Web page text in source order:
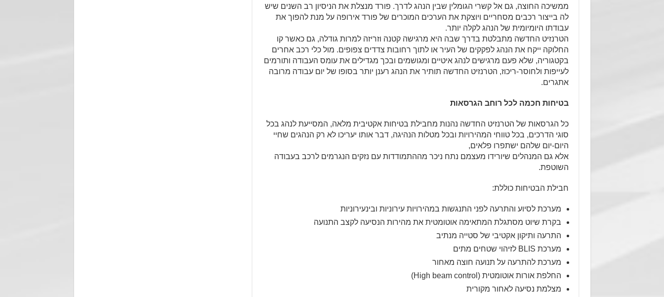
ממשיכה החוצה, גם אל קשרי הגומלין שבין הנהג לדרך. פורד מנצלת את הניסיון רב השנים שיש
לה בייצור רכבים מסחריים ויוצקת את הערכים המוכרים של פורד אירופה על מנת להפוך את
עבודתו היומיומית של הנהג לקלה יותר.
הטרנזיט החדשה מתבלטת בדרך שבה היא מרגישה קטנה וזריזה למרות גודלה, גם כאשר קו
החלוקה ייקח את הנהג לפקקים של העיר או לתוך רחובות צדדים צפופים. מול כלי רכב אחרים
בקטגוריה, שלא פעם מרגישים לנהג איטיים ומגושמים ובכך מגדילים את עומס העבודה ותורמים
לעייפות ולחוסר-ריכוז, הטרנזיט החדשה תותיר את הנהג רענן יותר בסופו של יום עבודה מרובה
אתגרים.
בטיחות חכמה לכל רוחב הגרסאות
כל הגרסאות של הטרנזיט החדשה נהנות מחבילת בטיחות אקטיבית מלאה, המסייעת לנהג בכל
סוגי הדרכים, בכל טווחי המהירויות ובכל מטלות הנהיגה, דבר אותו יעריכו לא רק הנהגים שחיי
היום-יום שלהם ישתפרו פלאים,
אלא גם המנהלים שיורידו מעצמם נתח ניכר מההתמודדות עם נזקים הנגרמים לרכב בעבודה
השוטפת.
חבילת הבטיחות כוללת:
מערכת לסיוע והתרעה לפני התנגשות במהירויות עירוניות ובינעירוניות
בקרת שיוט מסתגלת המתאימה אוטומטית את מהירות הנסיעה לקצב התנועה
התרעה ותיקון אקטיבי של סטייה מנתיב
מערכת BLIS לזיהוי שטחים מתים
מערכת להתרעה על תנועה חוצה מאחור
החלפת אורות אוטומטית (High beam control)
מצלמת נסיעה לאחור מקורית